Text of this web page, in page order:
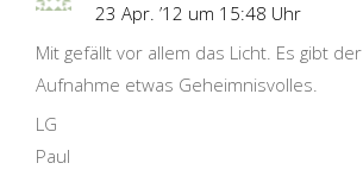
23 Apr. ’12 um 15:48 Uhr
Mit gefällt vor allem das Licht. Es gibt der
Aufnahme etwas Geheimnisvolles.
LG
Paul